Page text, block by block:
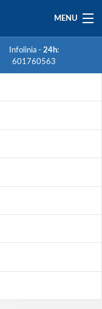
MENU
Infolinia - 24h:
601760563